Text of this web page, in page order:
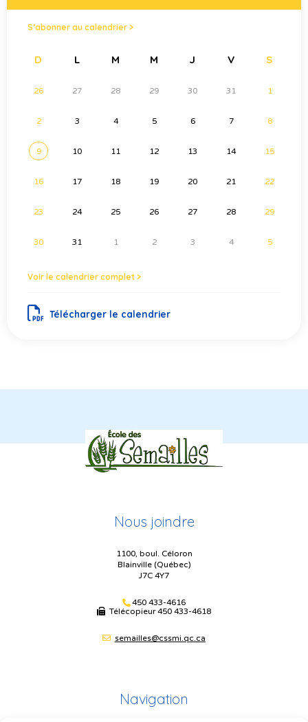
S’abonner au calendrier >
D L M M J V S
26 27 28 29 30 31 1
2 3 4 5 6 7 8
9 10 11 12 13 14 15
16 17 18 19 20 21 22
23 24 25 26 27 28 29
30 31 1 2 3 4 5
Voir le calendrier complet >
Télécharger le calendrier
Nous joindre
1100, boul. Céloron
Blainville (Québec)
J7C 4Y7
450 433-4616
Télécopieur450 433-4618
semailles@cssmi.qc.ca
Navigation